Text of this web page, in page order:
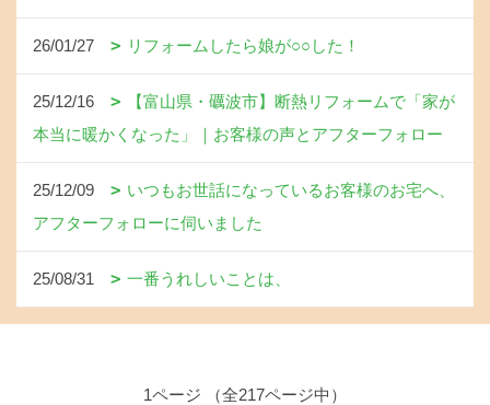
26/01/27 リフォームしたら娘が○○した！
25/12/16
【富山県・礪波市】断熱リフォームで「家が
本当に暖かくなった」｜お客様の声とアフターフォロー
25/12/09
いつもお世話になっているお客様のお宅へ、
アフターフォローに伺いました
25/08/31 一番うれしいことは、
1ページ （全217ページ中）